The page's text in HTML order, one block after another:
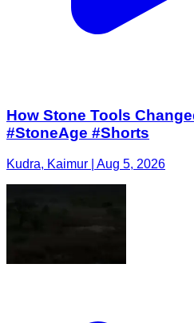
How Stone Tools
#StoneAge #Shorts
Kudra, Kaimur | Aug 5, 2026